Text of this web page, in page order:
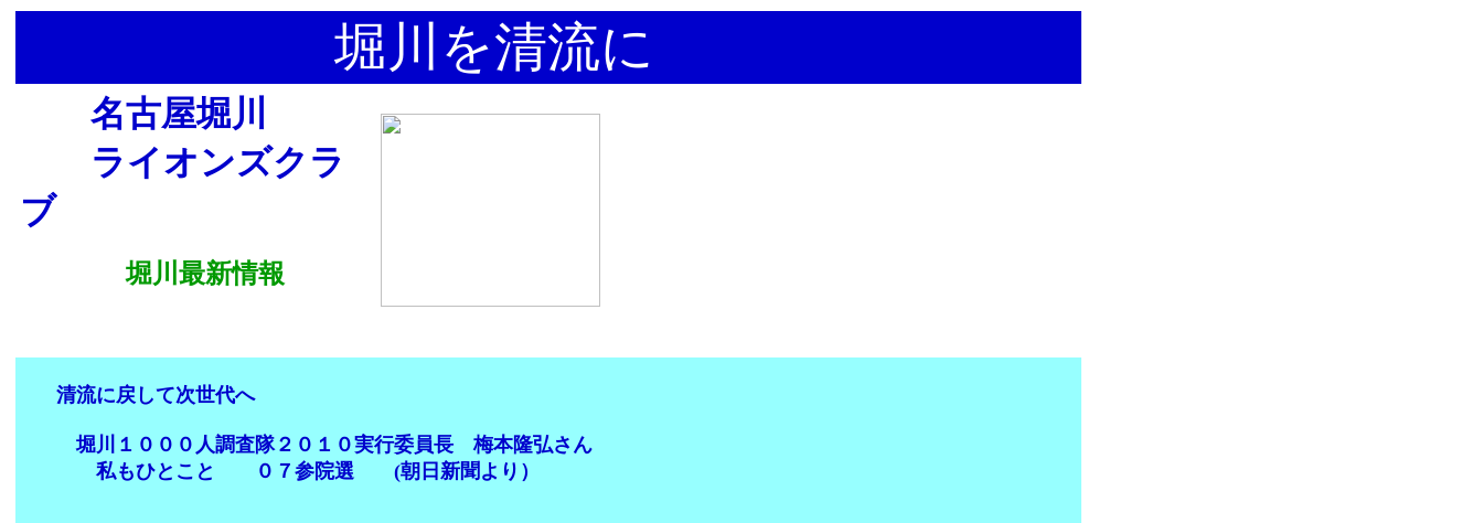
堀川を清流に
名古屋堀川
ライオンズクラ
ブ
堀川最新情報
清流に戻して次世代へ
堀川１０００人調査隊２０１０実行委員長 梅本隆弘さん
私もひとこと ０７参院選 (朝日新聞より）